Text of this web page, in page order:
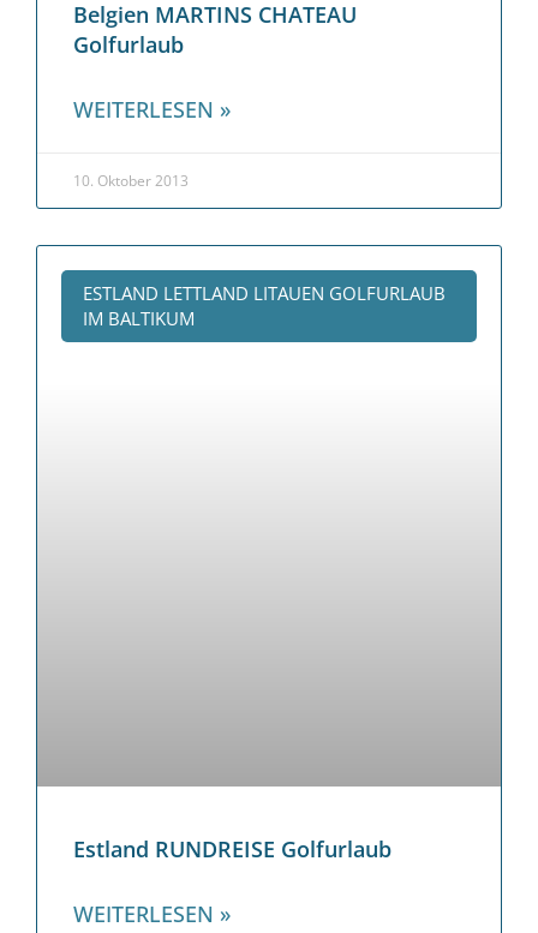
Belgien MARTINS CHATEAU
Golfurlaub
WEITERLESEN »
10. Oktober 2013
ESTLAND LETTLAND LITAUEN GOLFURLAUB
IM BALTIKUM
Estland RUNDREISE Golfurlaub
WEITERLESEN »